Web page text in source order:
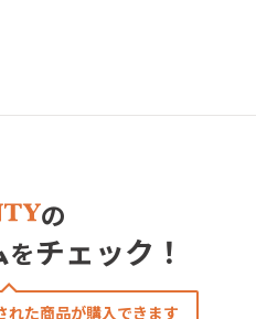
の
をチェック！
れた商品が購入できます